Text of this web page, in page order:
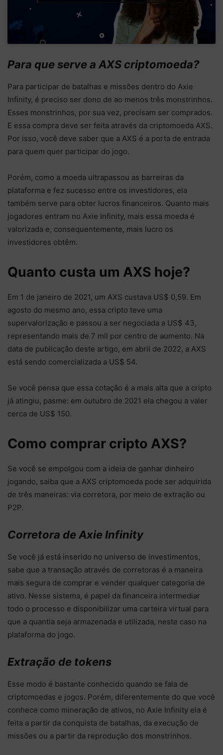
Para que serve a AXS criptomoeda?
Para participar de batalhas e missões dentro do Axie
Infinity, é preciso ser dono de ao menos três monstrinhos.
Esses monstrinhos, por sua vez, precisam ser comprados.
E essa compra deve ser feita através da criptomoeda AXS.
Por isso, você deve saber que a AXS é a porta de entrada
para quem quer participar do jogo.
Porém, como a moeda ultrapassou as barreiras da
plataforma e fez sucesso entre os investidores, ela
também serve para obter lucros financeiros. Quanto mais
jogadores entram no Axie Infinity, mais essa moeda é
valorizada e, consequentemente, mais lucro os
investidores obtêm.
Quanto custa um AXS hoje?
Em 1 de janeiro de 2021, um AXS custava US$ 0,59. Em
agosto do mesmo ano, essa cripto teve uma
supervalorização e passou a ser negociada a US$ 43,
representando mais de 7 mil por centro de aumento. Na
data de publicação deste artigo, em abril de 2022, a AXS
está sendo comercializada a US$ 54.
Se você pensa que essa cotação é a mais alta que a cripto
já atingiu, pasme: em outubro de 2021 ela chegou a valer
cerca de US$ 150.
Como comprar cripto AXS?
Se você se empolgou com a ideia de ganhar dinheiro
jogando, saiba que a AXS criptomoeda pode ser adquirida
de três maneiras: via corretora, por meio de extração ou
P2P.
Corretora de Axie Infinity
Se você já está inserido no universo de investimentos,
sabe que a transação através de corretoras é a maneira
mais segura de comprar e vender qualquer categoria de
ativo. Nesse sistema, é papel da financeira intermediar
todo o processo e disponibilizar uma carteira virtual para
que a quantia seja armazenada e utilizada, neste caso na
plataforma do jogo.
Extração de tokens
Esse modo é bastante conhecido quando se fala de
criptomoedas e jogos. Porém, diferentemente do que você
conhece como mineração de ativos, no Axie Infinity ela é
feita a partir da conquista de batalhas, da execução de
missões ou a partir da reprodução dos monstrinhos.